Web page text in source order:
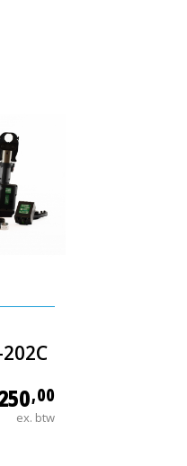
,00
ex. btw